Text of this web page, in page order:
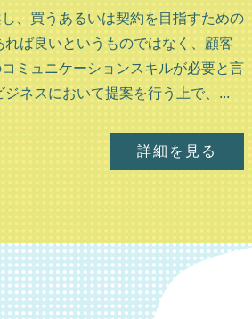
、買うあるいは契約を目指すための
ば良いというものではなく、顧客
ミュニケーションスキルが必要と言
ネスにおいて提案を行う上で、...
詳細を見る